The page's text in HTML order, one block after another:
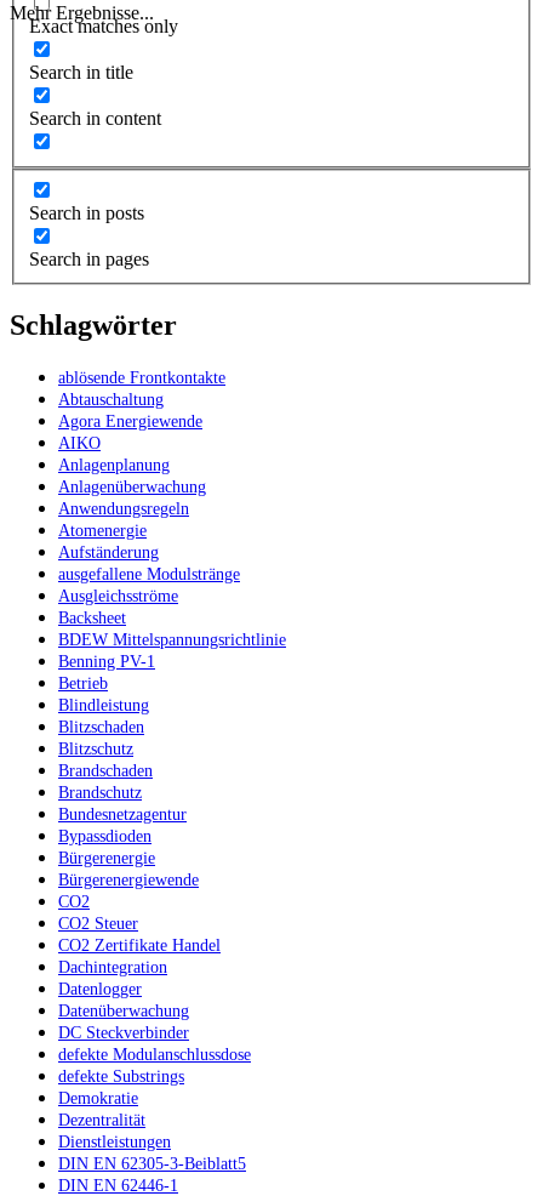
Mehr Ergebnisse...
Exact matches only
Search in title
Search in content
Search in posts
Search in pages
Schlagwörter
ablösende Frontkontakte
Abtauschaltung
Agora Energiewende
AIKO
Anlagenplanung
Anlagenüberwachung
Anwendungsregeln
Atomenergie
Aufständerung
ausgefallene Modulstränge
Ausgleichsströme
Backsheet
BDEW Mittelspannungsrichtlinie
Benning PV-1
Betrieb
Blindleistung
Blitzschaden
Blitzschutz
Brandschaden
Brandschutz
Bundesnetzagentur
Bypassdioden
Bürgerenergie
Bürgerenergiewende
CO2
CO2 Steuer
CO2 Zertifikate Handel
Dachintegration
Datenlogger
Datenüberwachung
DC Steckverbinder
defekte Modulanschlussdose
defekte Substrings
Demokratie
Dezentralität
Dienstleistungen
DIN EN 62305-3-Beiblatt5
DIN EN 62446-1